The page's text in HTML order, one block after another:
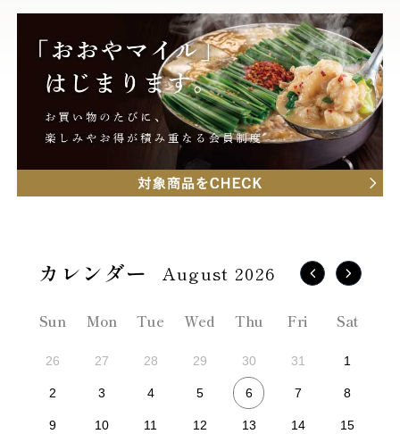
August 2026
Sun Mon Tue Wed Thu Fri Sat
26 27 28 29 30 31 1
2 3 4 5 6 7 8
9 10 11 12 13 14 15